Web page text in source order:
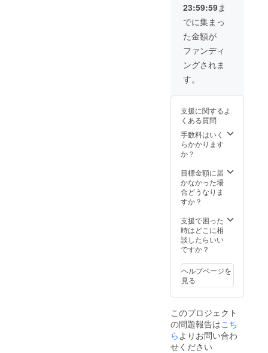
ドでの開催とな
ります。別場所
については交通
費等、要相談と
なります。 ・当
日の内容は要相
談となります。
一緒にトレーニ
ングに参加して
もらいながら
コーチングして
もらう、キック
について指導し
てもらうなど、
できる限りご希
望に応えます。
撮影やサイン会
も開催可能で
す。
23:59:59ま
でに集まっ
た金額が
ファンディ
ングされま
す。
支援に関するよ
くある質問
手数料はいく
らかかります
か？
目標金額に届
かなかった場
合どうなりま
すか？
支援で困った
時はどこに相
談したらいい
ですか？
ヘルプページを
見る
このプロジェクト
の問題報告はこち
ら よりお問い合わ
せください